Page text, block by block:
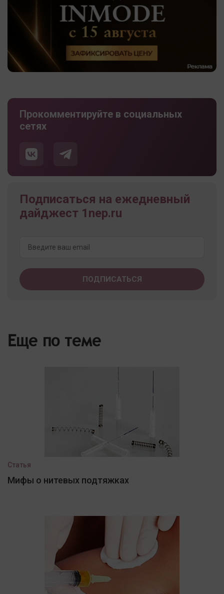
Прокомментируйте в социальных
сетях
Подписаться на ежедневный
дайджест 1nep.ru
Еще по теме
Статья
Мифы о нитевых подтяжках